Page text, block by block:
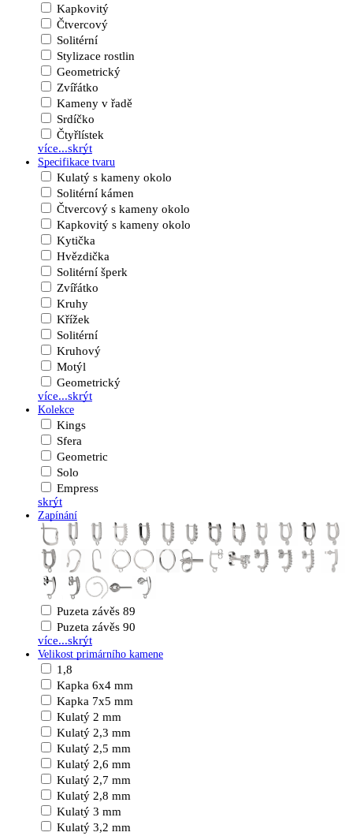
Kapkovitý
Čtvercový
Solitérní
Stylizace rostlin
Geometrický
Zvířátko
Kameny v řadě
Srdíčko
Čtyřlístek
více...skrýt
Specifikace tvaru
Kulatý s kameny okolo
Solitérní kámen
Čtvercový s kameny okolo
Kapkovitý s kameny okolo
Kytička
Hvězdička
Solitérní šperk
Zvířátko
Kruhy
Křížek
Solitérní
Kruhový
Motýl
Geometrický
více...skrýt
Kolekce
Kings
Sfera
Geometric
Solo
Empress
skrýt
Zapínání
Puzeta závěs 89
Puzeta závěs 90
více...skrýt
Velikost primárního kamene
1,8
Kapka 6x4 mm
Kapka 7x5 mm
Kulatý 2 mm
Kulatý 2,3 mm
Kulatý 2,5 mm
Kulatý 2,6 mm
Kulatý 2,7 mm
Kulatý 2,8 mm
Kulatý 3 mm
Kulatý 3,2 mm